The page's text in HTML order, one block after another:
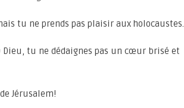
tu ne prends pas plaisir aux holocaustes.
Dieu, tu ne dédaignes pas un cœur brisé et
Jérusalem!